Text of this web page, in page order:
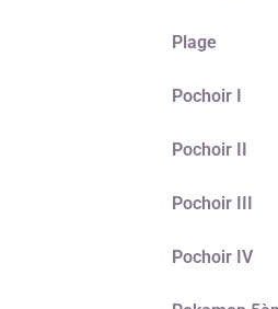
Plage
Pochoir I
Pochoir II
Pochoir III
Pochoir IV